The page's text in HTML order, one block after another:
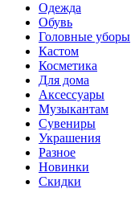
Одежда
Обувь
Головные уборы
Кастом
Косметика
Для дома
Аксессуары
Музыкантам
Сувениры
Украшения
Разное
Новинки
Скидки